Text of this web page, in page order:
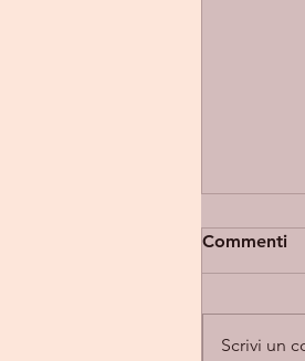
Commenti
Scrivi un